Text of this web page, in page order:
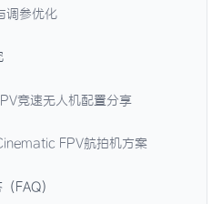
调参优化
竞速无人机配置分享
FPV航拍机方案
FAQ）